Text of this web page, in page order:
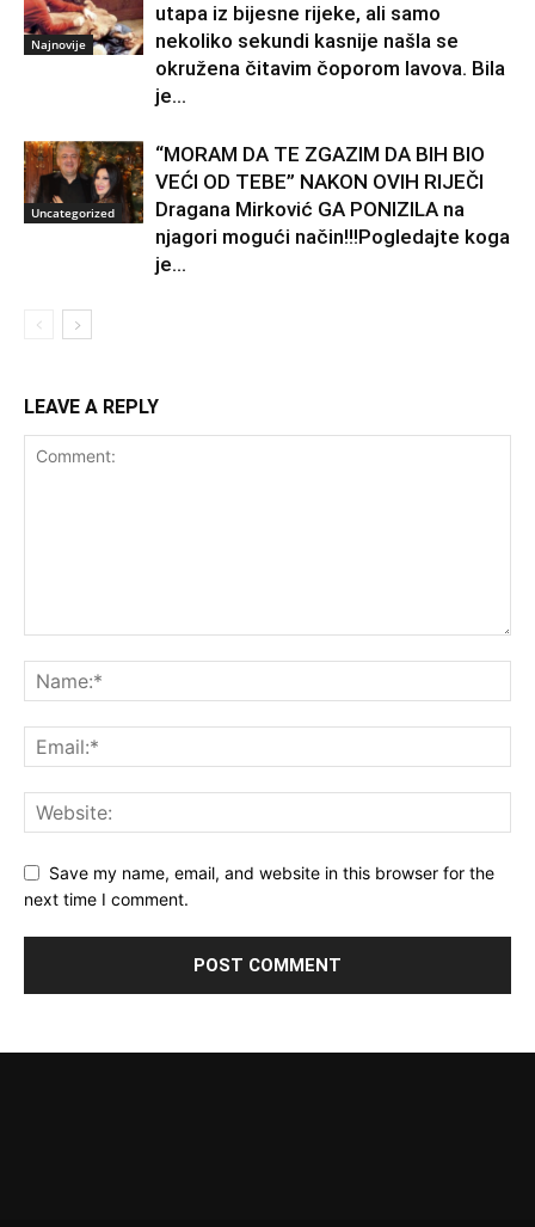
Najnovije
utapa iz bijesne rijeke, ali samo
nekoliko sekundi kasnije našla se
okružena čitavim čoporom lavova. Bila
je...
Uncategorized
“MORAM DA TE ZGAZIM DA BIH BIO
VEĆI OD TEBE” NAKON OVIH RIJEČI
Dragana Mirković GA PONIZILA na
njagori mogući način!!!Pogledajte koga
je...
LEAVE A REPLY
Save my name, email, and website in this browser for the
next time I comment.